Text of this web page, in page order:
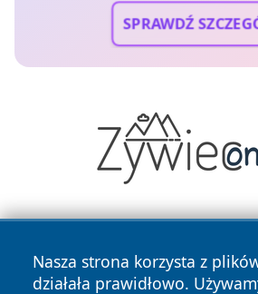
SPRAWDŹ
Nasza strona korzysta z
działała prawidłowo.